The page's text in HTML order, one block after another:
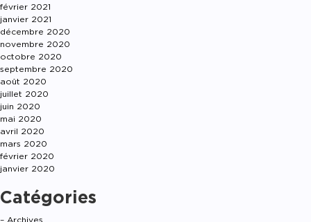
février 2021
janvier 2021
décembre 2020
novembre 2020
octobre 2020
septembre 2020
août 2020
juillet 2020
juin 2020
mai 2020
avril 2020
mars 2020
février 2020
janvier 2020
Catégories
– Archives